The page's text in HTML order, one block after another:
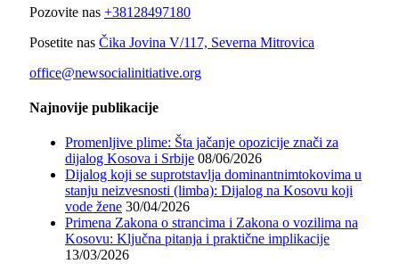
Pozovite nas +38128497180
Posetite nas Čika Jovina V/117, Severna Mitrovica
office@newsocialinitiative.org
Najnovije publikacije
Promenljive plime: Šta jačanje opozicije znači za
dijalog Kosova i Srbije 08/06/2026
Dijalog koji se suprotstavlja dominantnimtokovima u
stanju neizvesnosti (limba): Dijalog na Kosovu koji
vode žene 30/04/2026
Primena Zakona o strancima i Zakona o vozilima na
Kosovu: Ključna pitanja i praktične implikacije
13/03/2026